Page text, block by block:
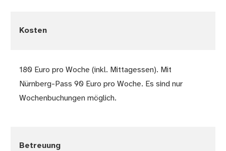
Kosten
180 Euro pro Woche (inkl. Mittagessen). Mit
Nürnberg-Pass 90 Euro pro Woche. Es sind nur
Wochenbuchungen möglich.
Betreuung